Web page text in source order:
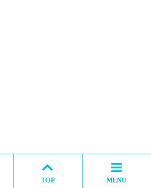
TOP MENU